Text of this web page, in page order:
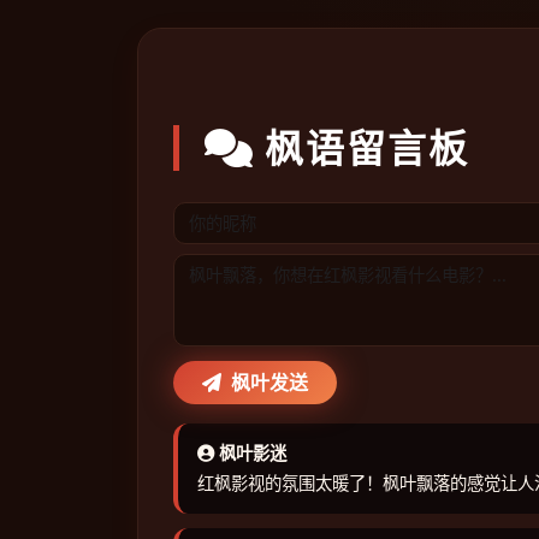
枫语留言板
枫叶发送
枫叶影迷
红枫影视的氛围太暖了！枫叶飘落的感觉让人